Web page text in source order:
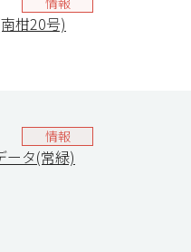
柑20号)
情報
ータ(常緑)